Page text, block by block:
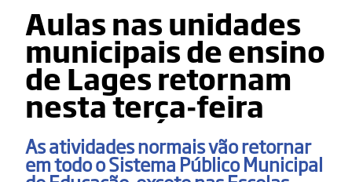
Aulas nas unidades
municipais de ensino
de Lages retornam
nesta terça-feira
As atividades normais vão retornar
em todo o Sistema Público Municipal